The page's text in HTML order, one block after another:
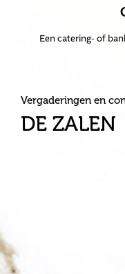
Een catering- of
Vergaderingen en
DE ZALEN